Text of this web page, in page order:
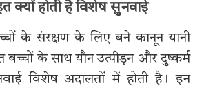
क्यों होती है विशेष सुनवाई
के संरक्षण के लिए बने कानून यानी
बच्चों के साथ यौन उत्पीड़न और दुष्कर्म
विशेष अदालतों में होती है। इन